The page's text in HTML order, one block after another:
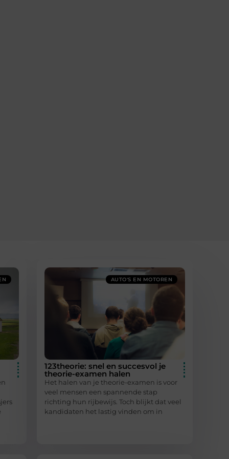
AUTO'S EN MOTOREN
123theorie: snel en succesvol je
theorie-examen halen
Het halen van je theorie-examen is voor
veel mensen een spannende stap
richting hun rijbewijs. Toch blijkt dat veel
kandidaten het lastig vinden om in